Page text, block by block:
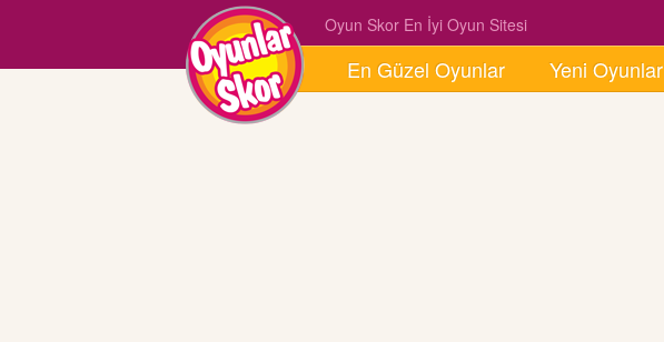
En Güzel Oyunlar Yeni Oyunlar
Oyun Skor En İyi Oyun Sitesi